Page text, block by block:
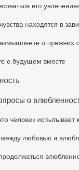
его
находятся в
о прежних
о будущем вместе
о
человек испытывает
между любовью и